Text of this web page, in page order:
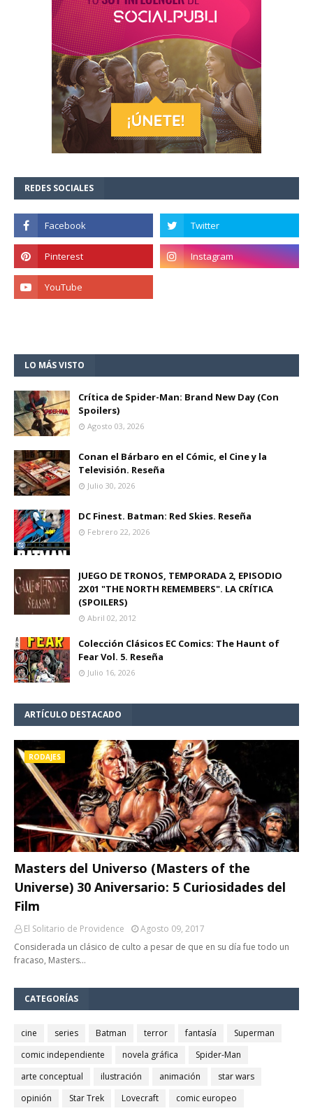
REDES SOCIALES
LO MÁS VISTO
Crítica de Spider-Man: Brand New Day (Con
Spoilers)
Agosto 03, 2026
Conan el Bárbaro en el Cómic, el Cine y la
Televisión. Reseña
Julio 30, 2026
DC Finest. Batman: Red Skies. Reseña
Febrero 22, 2026
JUEGO DE TRONOS, TEMPORADA 2, EPISODIO
2X01 "THE NORTH REMEMBERS". LA CRÍTICA
(SPOILERS)
Abril 02, 2012
Colección Clásicos EC Comics: The Haunt of
Fear Vol. 5. Reseña
Julio 16, 2026
ARTÍCULO DESTACADO
RODAJES
Masters del Universo (Masters of the
Universe) 30 Aniversario: 5 Curiosidades del
Film
El Solitario de Providence
Agosto 09, 2017
Considerada un clásico de culto a pesar de que en su día fue todo un
fracaso, Masters…
CATEGORÍAS
cine series Batman terror fantasía
Superman
comic independiente
novela gráfica
Spider-Man
arte conceptual
ilustración animación
star wars
opinión
Star Trek Lovecraft comic europeo